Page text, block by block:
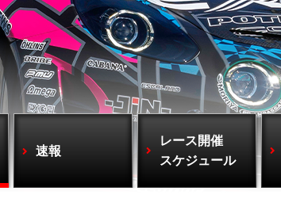
速報
レース開催
スケジュール